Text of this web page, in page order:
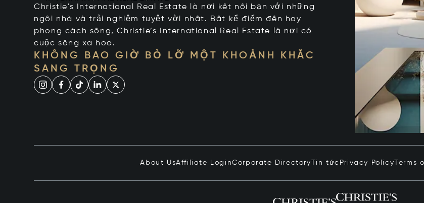
Christie's International Real Estate là nơi kết nối bạn với những
ngôi nhà và trải nghiệm tuyệt vời nhất. Bất kể điểm đến hay
phong cách sống, Christie’s International Real Estate là nơi có
cuộc sống xa hoa.
KHÔNG BAO GIỜ BỎ LỠ MỘT KHOẢNH KHẮC
SANG TRỌNG
About UsAffiliate LoginCorporate Directory Tin tức Privacy Policy Terms